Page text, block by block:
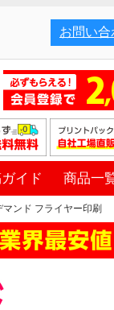
お問い合
イド 商品一
ンド フライヤー印刷